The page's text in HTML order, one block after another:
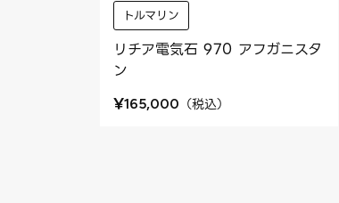
トルマリン
リチア電気石 970 アフガニスタ
ン
¥165,000 （税込）